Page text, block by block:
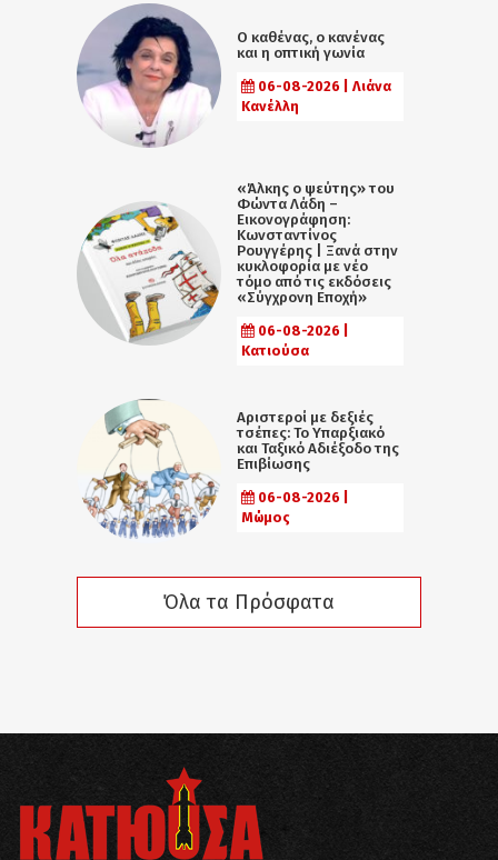
Ο καθένας, ο κανένας
και η οπτική γωνία
06-08-2026 | Λιάνα
Κανέλλη
«Άλκης ο ψεύτης» του
Φώντα Λάδη –
Εικονογράφηση:
Κωνσταντίνος
Ρουγγέρης | Ξανά στην
κυκλοφορία με νέο
τόμο από τις εκδόσεις
«Σύγχρονη Εποχή»
06-08-2026 |
Κατιούσα
Αριστεροί με δεξιές
τσέπες: Το Υπαρξιακό
και Ταξικό Αδιέξοδο της
Επιβίωσης
06-08-2026 |
Μώμος
Όλα τα Πρόσφατα